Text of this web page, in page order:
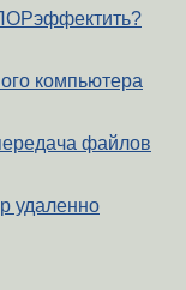
компьютера
файлов
удаленно